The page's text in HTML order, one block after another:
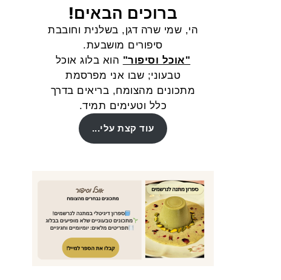
ברוכים הבאים!
הי, שמי שרה דגן, בשלנית וחובבת
סיפורים מושבעת.
"אוכל וסיפור" הוא בלוג אוכל
טבעוני; שבו אני מפרסמת
מתכונים מהצומח, בריאים בדרך
כלל וטעימים תמיד.
עוד קצת עלי...